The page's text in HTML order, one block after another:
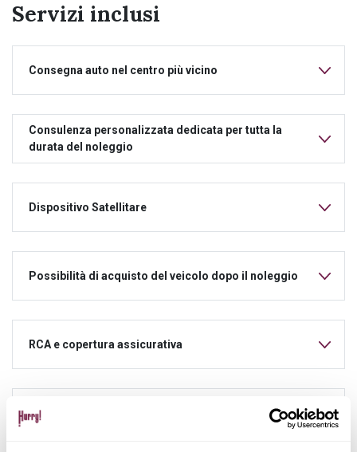
Servizi inclusi
Consegna auto nel centro più vicino
Consulenza personalizzata dedicata per tutta la
durata del noleggio
Dispositivo Satellitare
Possibilità di acquisto del veicolo dopo il noleggio
RCA e copertura assicurativa
Manutenzione ordinaria e straordinaria